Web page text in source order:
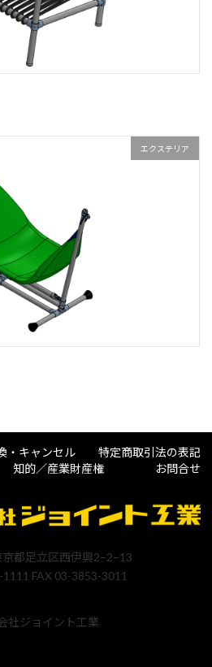
エクステリア
・キャンセル
特定商取引法の表記
知的／産業財産権 お問合せ
都足立区西伊興2−2−13
FAX 03-3853-3011
社ジョイント工業